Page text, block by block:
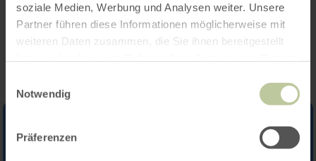
soziale Medien, Werbung und Analysen weiter. Unsere
Partner führen diese Informationen möglicherweise mit
weiteren Daten zusammen, die Sie ihnen bereitgestellt
Notwendig
Präferenzen
Impressies